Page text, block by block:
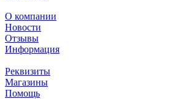
О компании
Новости
Отзывы
Информация
Реквизиты
Магазины
Помощь